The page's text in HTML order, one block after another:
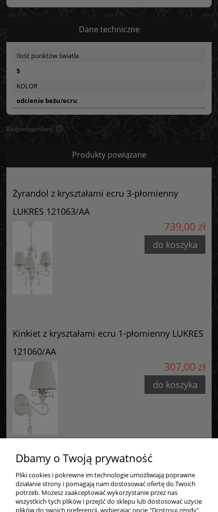
Dane techniczne
Ilość punktów światła
5
KOLOR
odcienie beżu/ecru
Bezpieczeństwo
Certyfikaty i ostrzeżenie bezpieczeństwa
Starzyńskiego 6
42-224 Częstochowa, Polska
info@goldsun-lampy.pl
Produkty powiązane
Żyrandol z kryształami ecru 3-płomienny
LUKRES 121063/AA
739,00 zł
do koszyka
Kinkiet z kryształami ecru 1-płomienny LUKRES
121060/AA
307,00 zł
do koszyka
Zakupy
Pomoc
Dbamy o Twoją prywatność
Pliki cookies i pokrewne im technologie umożliwiają poprawne
działanie strony i pomagają nam dostosować ofertę do Twoich
potrzeb. Możesz zaakceptować wykorzystanie przez nas
wszystkich tych plików i przejść do sklepu lub dostosować użycie
plików do swoich preferencji, wybierając opcję "Dostosuj zgody".